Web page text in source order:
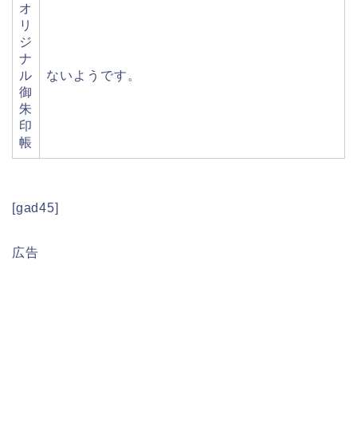
オ
リ
ジ
ナ
ル
御
朱
印
帳
ないようです。
[gad45]
広告